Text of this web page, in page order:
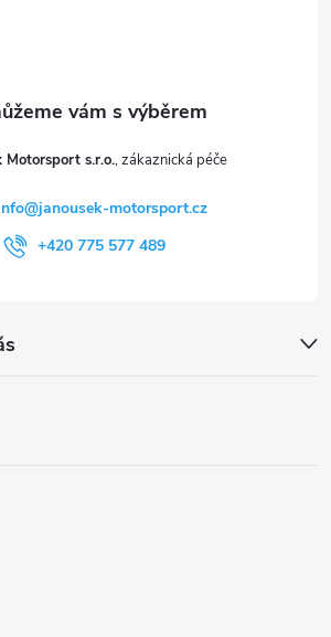
Motorsport s.r.o.
@janousek-motorsport.cz
+420 775 577 489